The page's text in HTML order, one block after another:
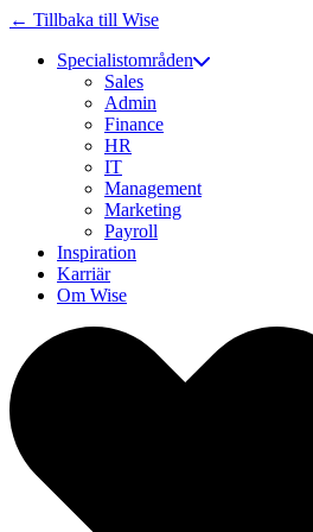
← Tillbaka till Wise
Specialistområden
Sales
Admin
Finance
HR
IT
Management
Marketing
Payroll
Inspiration
Karriär
Om Wise